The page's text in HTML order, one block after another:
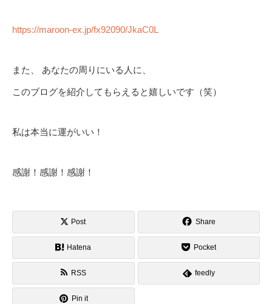
https://maroon-ex.jp/fx92090/JkaC0L
また、 あなたの周りにいる人に、
このブログを紹介してもらえると嬉しいです（笑）
私は本当に運がいい！
感謝！感謝！感謝！
Post Share
Hatena Pocket
RSS feedly
Pin it